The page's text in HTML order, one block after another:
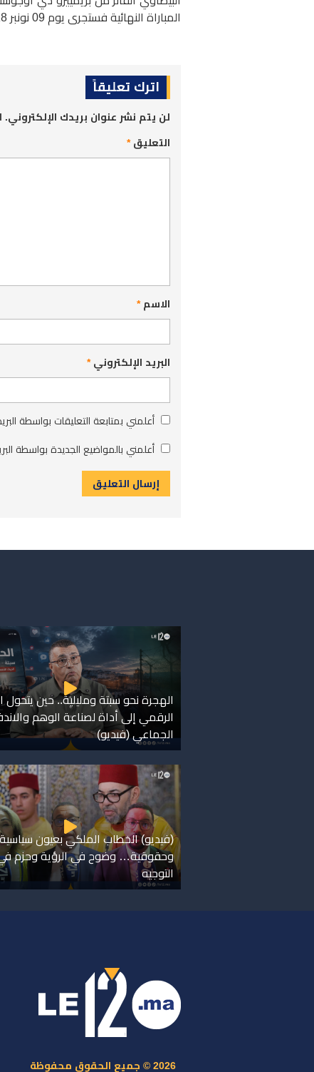
المباراة النهائية فستجرى يوم 09 نونبر 2018
اترك تعليقاً
لن يتم نشر عنوان بريدك الإلكتروني.
التعليق*
الاسم*
البريد الإلكتروني*
أعلمني بمتابعة التعليقات بواسطة
أعلمني بالمواضيع الجديدة بواسطة
الهجرة نحو سبتة ومليلية.. حين يتحول
الرقمي إلى أداة لصناعة الوهم
الجماعي (فيديو)
(فيديو) الخطاب الملكي بعيون سياسية
وحقوقية… وضوح في الرؤية وحزم
التوجيه
2026 © جميع الحقوق محفوظة